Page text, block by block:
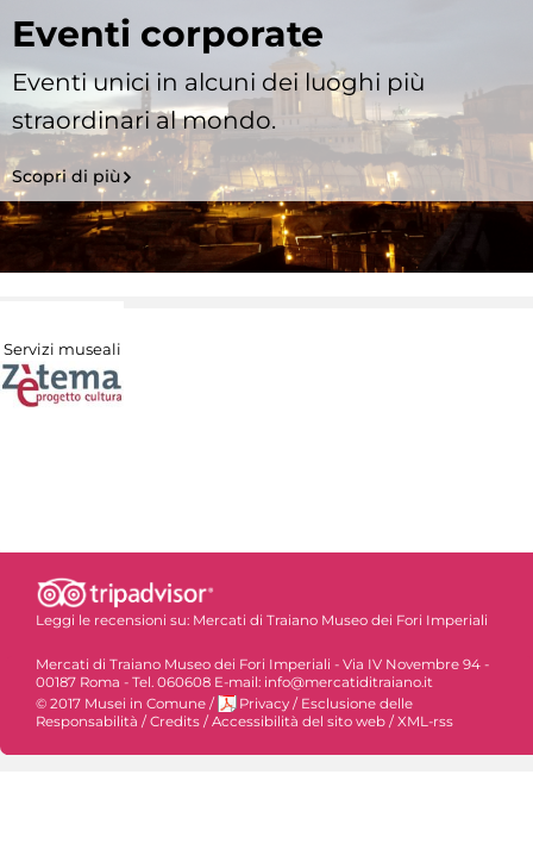
Eventi corporate
Eventi unici in alcuni dei luoghi più
straordinari al mondo.
Scopri di più
Servizi museali
Leggi le recensioni su: Mercati di Traiano Museo dei Fori Imperiali
Mercati di Traiano Museo dei Fori Imperiali - Via IV Novembre 94 -
00187 Roma - Tel. 060608 E-mail: info@mercatiditraiano.it
© 2017 Musei in Comune / Privacy / Esclusione delle
Responsabilità /Credits /Accessibilità del sito web /XML-rss